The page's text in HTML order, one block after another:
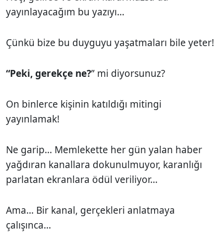
yayınlayacağım bu yazıyı...
Çünkü bize bu duyguyu yaşatmaları bile yeter!
“Peki, gerekçe ne?” mi diyorsunuz?
On binlerce kişinin katıldığı mitingi
yayınlamak!
Ne garip... Memlekette her gün yalan haber
yağdıran kanallara dokunulmuyor, karanlığı
parlatan ekranlara ödül veriliyor...
Ama... Bir kanal, gerçekleri anlatmaya
çalışınca...